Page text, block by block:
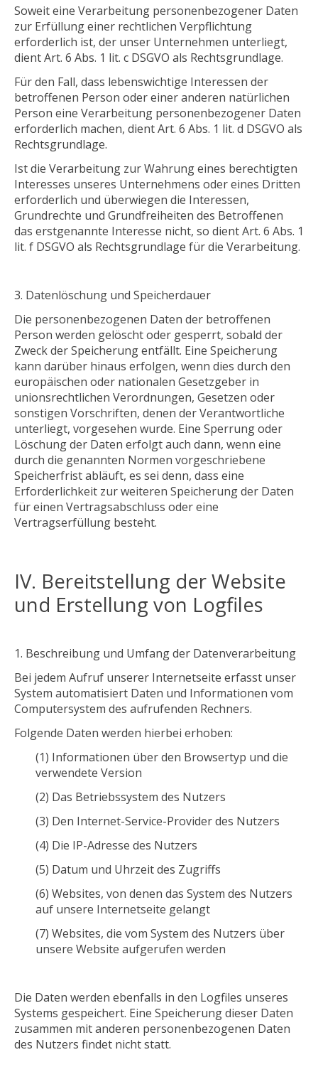
Soweit eine Verarbeitung personenbezogener Daten
zur Erfüllung einer rechtlichen Verpflichtung
erforderlich ist, der unser Unternehmen unterliegt,
dient Art. 6 Abs. 1 lit. c DSGVO als Rechtsgrundlage.
Für den Fall, dass lebenswichtige Interessen der
betroffenen Person oder einer anderen natürlichen
Person eine Verarbeitung personenbezogener Daten
erforderlich machen, dient Art. 6 Abs. 1 lit. d DSGVO als
Rechtsgrundlage.
Ist die Verarbeitung zur Wahrung eines berechtigten
Interesses unseres Unternehmens oder eines Dritten
erforderlich und überwiegen die Interessen,
Grundrechte und Grundfreiheiten des Betroffenen
das erstgenannte Interesse nicht, so dient Art. 6 Abs. 1
lit. f DSGVO als Rechtsgrundlage für die Verarbeitung.
Datenlöschung und Speicherdauer
Die personenbezogenen Daten der betroffenen
Person werden gelöscht oder gesperrt, sobald der
Zweck der Speicherung entfällt. Eine Speicherung
kann darüber hinaus erfolgen, wenn dies durch den
europäischen oder nationalen Gesetzgeber in
unionsrechtlichen Verordnungen, Gesetzen oder
sonstigen Vorschriften, denen der Verantwortliche
unterliegt, vorgesehen wurde. Eine Sperrung oder
Löschung der Daten erfolgt auch dann, wenn eine
durch die genannten Normen vorgeschriebene
Speicherfrist abläuft, es sei denn, dass eine
Erforderlichkeit zur weiteren Speicherung der Daten
für einen Vertragsabschluss oder eine
Vertragserfüllung besteht.
IV. Bereitstellung der Website
und Erstellung von Logfiles
Beschreibung und Umfang der Datenverarbeitung
Bei jedem Aufruf unserer Internetseite erfasst unser
System automatisiert Daten und Informationen vom
Computersystem des aufrufenden Rechners.
Folgende Daten werden hierbei erhoben:
(1) Informationen über den Browsertyp und die
verwendete Version
(2) Das Betriebssystem des Nutzers
(3) Den Internet-Service-Provider des Nutzers
(4) Die IP-Adresse des Nutzers
(5) Datum und Uhrzeit des Zugriffs
(6) Websites, von denen das System des Nutzers
auf unsere Internetseite gelangt
(7) Websites, die vom System des Nutzers über
unsere Website aufgerufen werden
Die Daten werden ebenfalls in den Logfiles unseres
Systems gespeichert. Eine Speicherung dieser Daten
zusammen mit anderen personenbezogenen Daten
des Nutzers findet nicht statt.